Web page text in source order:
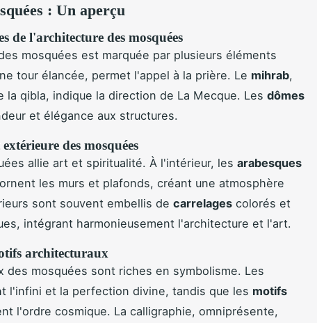
: Un aperçu
de l'architecture des mosquées
mosquées est marquée par plusieurs éléments
tour élancée, permet l'appel à la prière. Le mihrab,
la qibla, indique la direction de La Mecque. Les dômes
et élégance aux structures.
des mosquées
allie art et spiritualité. À l'intérieur, les arabesques
ornent les murs et plafonds, créant une atmosphère
sont souvent embellis de carrelages colorés et
intégrant harmonieusement l'architecture et l'art.
architecturaux
des mosquées sont riches en symbolisme. Les
l'infini et la perfection divine, tandis que les motifs
l'ordre cosmique. La calligraphie, omniprésente,